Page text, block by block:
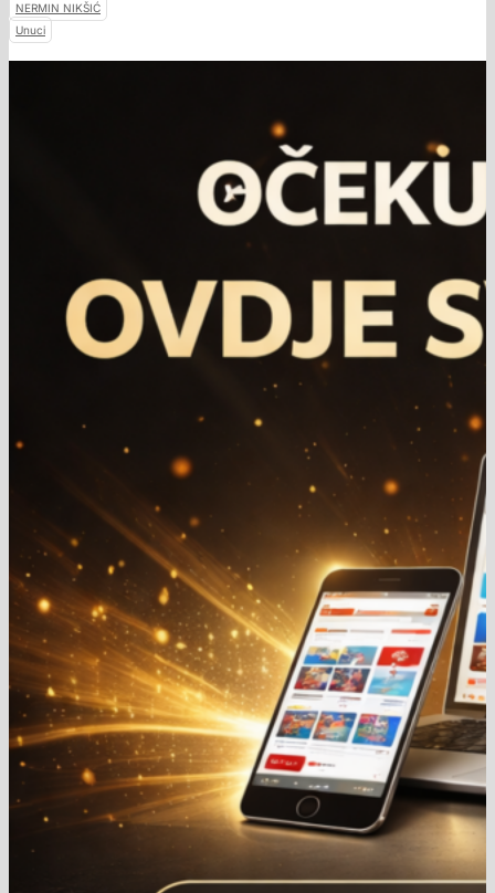
NERMIN NIKŠIĆ
Unuci